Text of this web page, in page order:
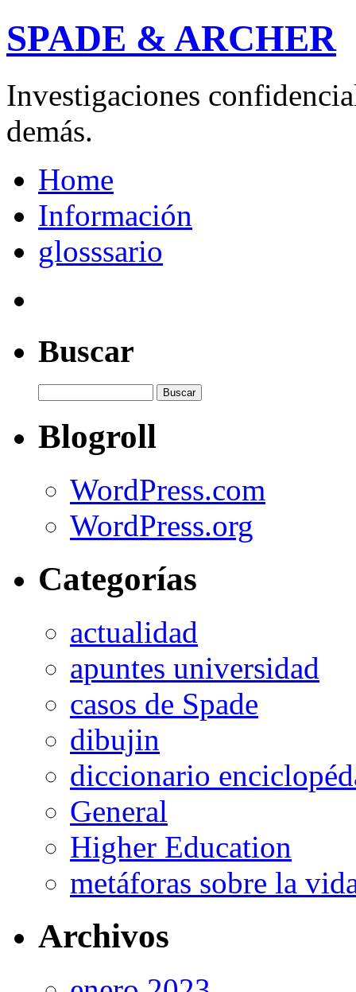
SPADE & ARCHER
Investigaciones
demás.
Home
Información
glosssario
Buscar
Blogroll
WordPress.com
WordPress.org
Categorías
actualidad
apuntes universidad
casos de Spade
dibujin
diccionario
General
Higher Education
metáforas sobre la
Archivos